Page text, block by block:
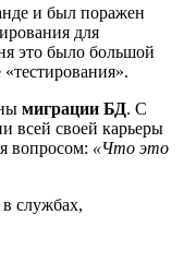
и был поражен
для
это было большой
миграции БД. С
всей своей карьеры
вопросом: «Что это
в службах,